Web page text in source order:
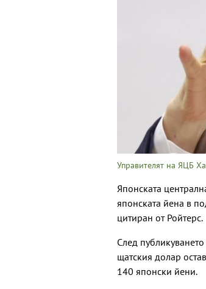
Управителят на ЯЦБ
Японската
японската йена в
цитиран от Ройтерс.
След
щатския долар
140 японски йени.